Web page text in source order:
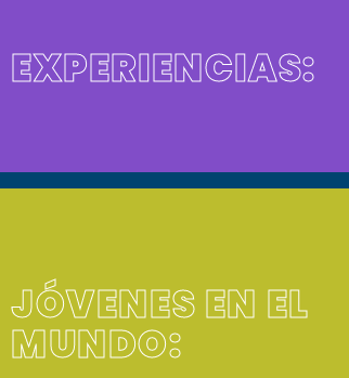
EXPERIENCIAS:
JÓVENES EN EL
MUNDO: